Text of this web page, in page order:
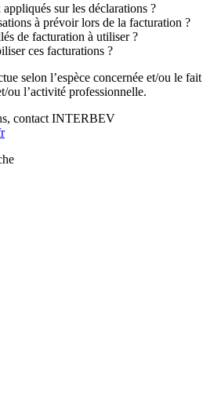
sur les déclarations ?
à prévoir lors de la facturation ?
de facturation à utiliser ?
ces facturations ?
selon l’espèce concernée et/ou le fait
ou l’activité professionnelle.
contact INTERBEV